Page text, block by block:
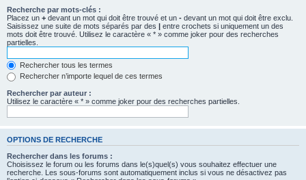
Recherche par mots-clés :
Placez un + devant un mot qui doit être trouvé et un - devant un mot qui doit être exclu.
Saisissez une suite de mots séparés par des | entre crochets si uniquement un des
mots doit être trouvé. Utilisez le caractère « * » comme joker pour des recherches
partielles.
Rechercher tous les termes
Rechercher n’importe lequel de ces termes
Rechercher par auteur :
Utilisez le caractère « * » comme joker pour des recherches partielles.
OPTIONS DE RECHERCHE
Rechercher dans les forums :
Choisissez le forum ou les forums dans le(s)quel(s) vous souhaitez effectuer une
recherche. Les sous-forums sont automatiquement inclus si vous ne désactivez pas